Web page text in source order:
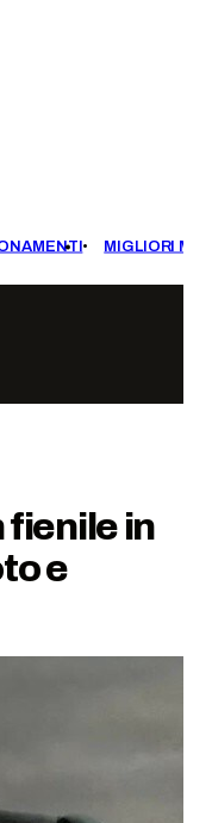
MIGLIORI
fienile in
e